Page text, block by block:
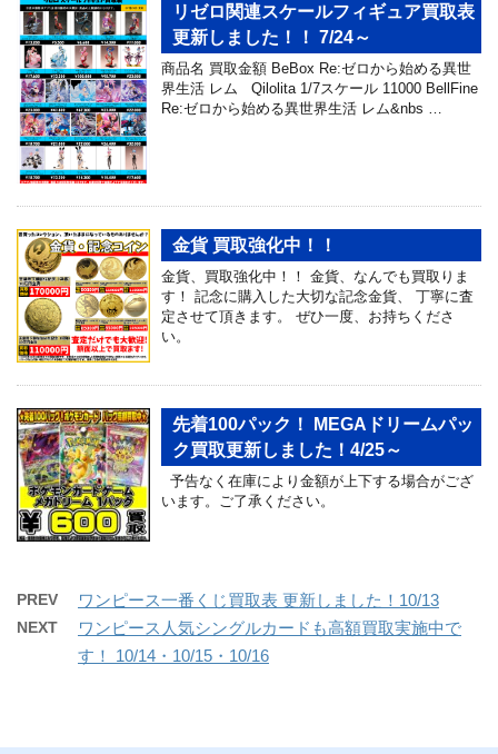
リゼロ関連スケールフィギュア買取表
更新しました！！ 7/24～
商品名 買取金額 BeBox Re:ゼロから始める異世
界生活 レム Qilolita 1/7スケール 11000 BellFine
Re:ゼロから始める異世界生活 レム&nbs …
金貨 買取強化中！！
金貨、買取強化中！！ 金貨、なんでも買取りま
す！ 記念に購入した大切な記念金貨、 丁寧に査
定させて頂きます。 ぜひ一度、お持ちくださ
い。
先着100パック！ MEGAドリームパッ
ク買取更新しました！4/25～
予告なく在庫により金額が上下する場合がござ
います。ご了承ください。
PREV ワンピース一番くじ買取表 更新しました！10/13
NEXT
ワンピース人気シングルカードも高額買取実施中で
す！ 10/14・10/15・10/16